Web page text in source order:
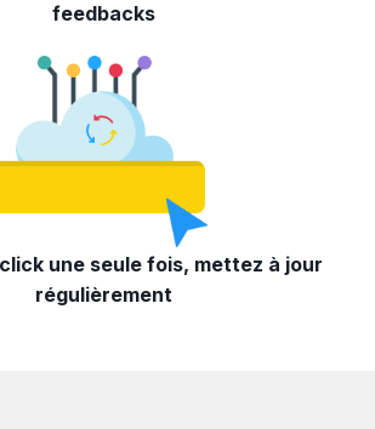
feedbacks
click une seule fois, mettez à jour
régulièrement